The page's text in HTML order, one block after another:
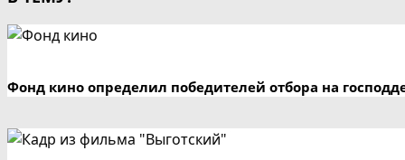
Фонд кино определил победителей отбора на